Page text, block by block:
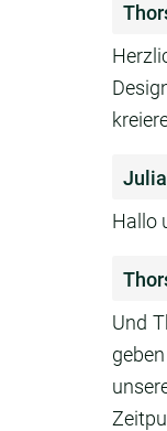
Hallo
Und